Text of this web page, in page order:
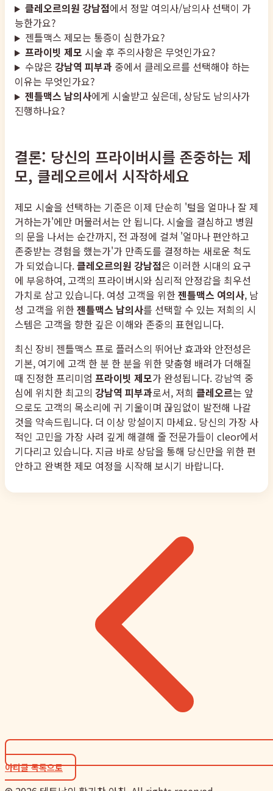
클레오르의원 강남점에서 정말 여의사/남의사 선택이 가
능한가요?
젠틀맥스 제모는 통증이 심한가요?
프라이빗 제모 시술 후 주의사항은 무엇인가요?
수많은 강남역 피부과 중에서 클레오르를 선택해야 하는
이유는 무엇인가요?
젠틀맥스 남의사에게 시술받고 싶은데, 상담도 남의사가
진행하나요?
결론: 당신의 프라이버시를 존중하는 제
모, 클레오르에서 시작하세요
제모 시술을 선택하는 기준은 이제 단순히 '털을 얼마나 잘 제
거하는가'에만 머물러서는 안 됩니다. 시술을 결심하고 병원
의 문을 나서는 순간까지, 전 과정에 걸쳐 '얼마나 편안하고
존중받는 경험을 했는가'가 만족도를 결정하는 새로운 척도
가 되었습니다.클레오르의원 강남점은 이러한 시대의 요구
에 부응하여, 고객의 프라이버시와 심리적 안정감을 최우선
가치로 삼고 있습니다. 여성 고객을 위한젠틀맥스 여의사, 남
성 고객을 위한젠틀맥스 남의사를 선택할 수 있는 저희의 시
스템은 고객을 향한 깊은 이해와 존중의 표현입니다.
최신 장비 젠틀맥스 프로 플러스의 뛰어난 효과와 안전성은
기본, 여기에 고객 한 분 한 분을 위한 맞춤형 배려가 더해질
때 진정한 프리미엄 프라이빗 제모가 완성됩니다. 강남역 중
심에 위치한 최고의 강남역 피부과로서, 저희 클레오르는 앞
으로도 고객의 목소리에 귀 기울이며 끊임없이 발전해 나갈
것을 약속드립니다. 더 이상 망설이지 마세요. 당신의 가장 사
적인 고민을 가장 사려 깊게 해결해 줄 전문가들이 cleor에서
기다리고 있습니다. 지금 바로 상담을 통해 당신만을 위한 편
안하고 완벽한 제모 여정을 시작해 보시기 바랍니다.
아티클 목록으로